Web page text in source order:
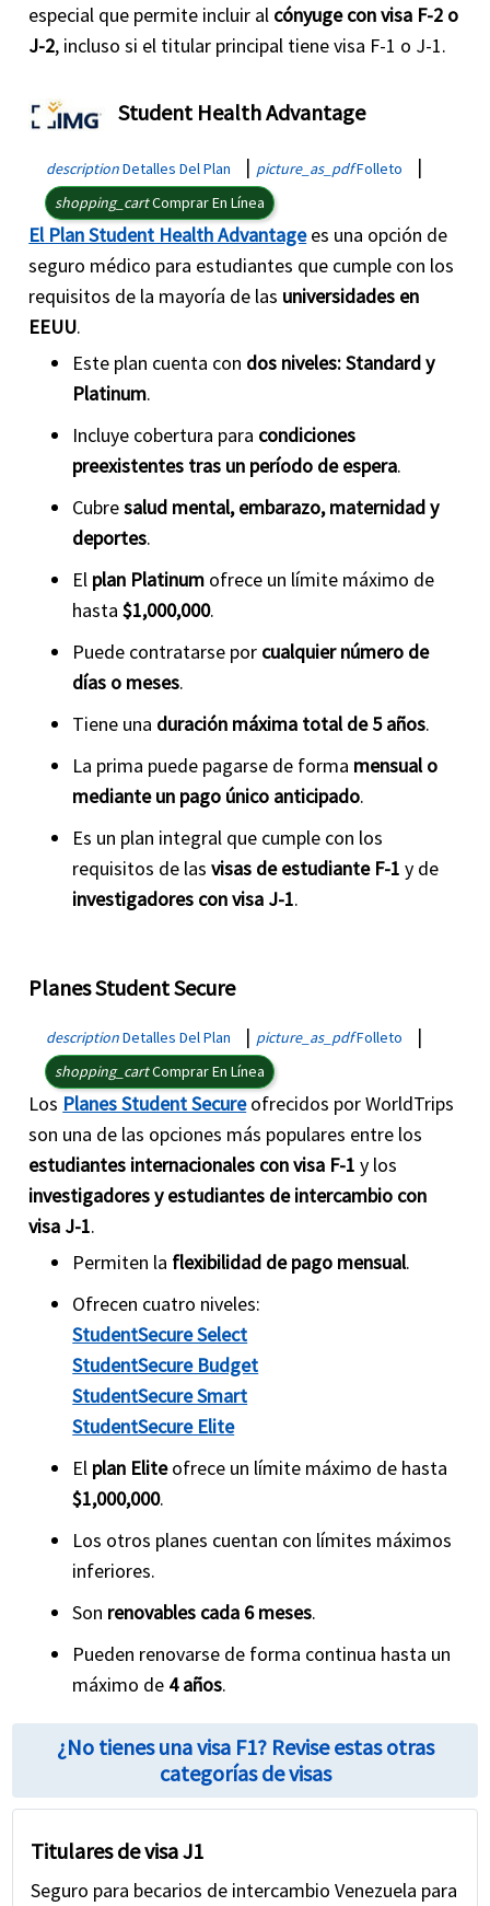
especial que permite incluir al cónyuge con visa F-2 o
J-2, incluso si el titular principal tiene visa F-1 o J-1.
Student Health Advantage
descriptionDetalles Del Plan | picture_as_pdfFolleto |
shopping_cartComprar En Línea
El Plan Student Health Advantage es una opción de
seguro médico para estudiantes que cumple con los
requisitos de la mayoría de las universidades en
EEUU.
Este plan cuenta con dos niveles: Standard y
Platinum.
Incluye cobertura para condiciones
preexistentes tras un período de espera.
Cubresalud mental, embarazo, maternidad y
deportes.
El plan Platinum ofrece un límite máximo de
hasta$1,000,000.
Puede contratarse por cualquier número de
días o meses.
Tiene una duración máxima total de 5 años.
La prima puede pagarse de forma mensual o
mediante un pago único anticipado.
Es un plan integral que cumple con los
requisitos de lasvisas de estudiante F-1 y de
investigadores con visa J-1.
Planes Student Secure
descriptionDetalles Del Plan | picture_as_pdfFolleto |
shopping_cartComprar En Línea
Los Planes Student Secure ofrecidos por WorldTrips
son una de las opciones más populares entre los
estudiantes internacionales con visa F-1 y los
investigadores y estudiantes de intercambio con
visa J-1.
Permiten la flexibilidad de pago mensual.
Ofrecen cuatro niveles:
StudentSecure Select
StudentSecure Budget
StudentSecure Smart
StudentSecure Elite
El plan Eliteofrece un límite máximo de hasta
$1,000,000.
Los otros planes cuentan con límites máximos
inferiores.
Son renovables cada 6 meses.
Pueden renovarse de forma continua hasta un
máximo de 4 años.
¿No tienes una visa F1? Revise estas otras
categorías de visas
Titulares de visa J1
Seguro para becarios de intercambio Venezuela para